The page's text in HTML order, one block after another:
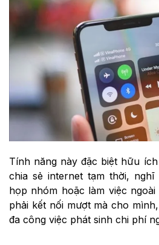
Tính năng này đặc biệt hữu
chia sẻ internet tạm thời,
họp nhóm hoặc làm việc
phải kết nối mượt mà cho
đa công việc phát sinh chi phí